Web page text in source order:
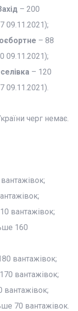
– 200
09.11.2021);
– 88
09.11.2021);
– 120
09.11.2021).
черг немає.
вантажівок;
160
вантажівок;
вантажівок;
вантажівок;
70 вантажівок.